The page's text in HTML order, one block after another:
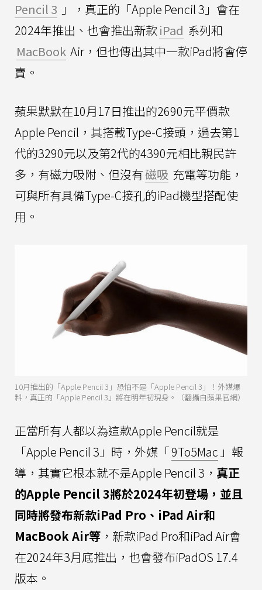
Pencil 3 」，真正的「Apple Pencil 3」會在
2024年推出、也會推出新款iPad 系列和
MacBook Air，但也傳出其中一款iPad將會停
賣。
蘋果默默在10月17日推出的2690元平價款
Apple Pencil，其搭載Type-C接頭，過去第1
代的3290元以及第2代的4390元相比親民許
多，有磁力吸附、但沒有磁吸 充電等功能，
可與所有具備Type-C接孔的iPad機型搭配使
用。
10月推出的「Apple Pencil 3」恐怕不是「Apple Pencil 3」！外媒爆
料，真正的「Apple Pencil 3」將在明年初現身。（翻攝自蘋果官網）
正當所有人都以為這款Apple Pencil就是
「Apple Pencil 3」時，外媒「9To5Mac 」報
導，其實它根本就不是Apple Pencil 3， 真正
的Apple Pencil 3將於2024年初登場，並且
同時將發布新款iPad Pro、iPad Air和
MacBook Air等 ，新款iPad Pro和iPad Air會
在2024年3月底推出，也會發布iPadOS 17.4
版本。